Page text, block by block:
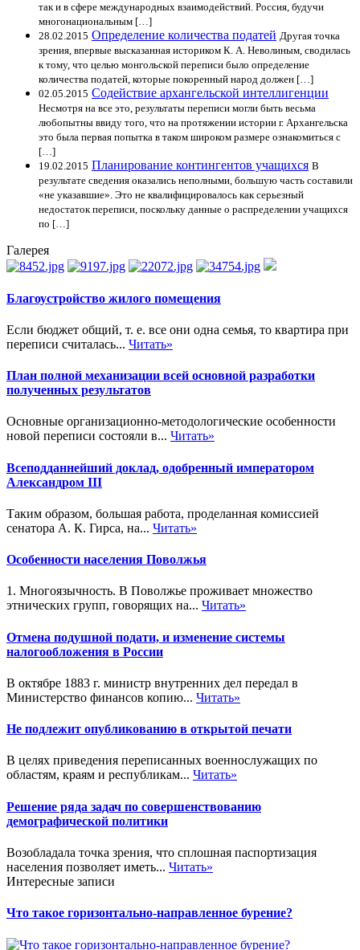
так и в сфере международных взаимодействий. Россия, будучи
многонациональным […]
28.02.2015 Определение количества податей Другая точка
зрения, впервые высказанная историком К. А. Неволиным, сводилась
к тому, что целью монгольской переписи было определение
количества податей, которые покоренный народ должен […]
02.05.2015 Содействие архангельской интеллигенции
Несмотря на все это, результаты переписи могли быть весьма
любопытны ввиду того, что на протяжении истории г. Архангельска
это была первая попытка в таком широком размере ознакомиться с
[…]
19.02.2015 Планирование контингентов учащихся В
результате сведения оказались неполными, большую часть составили
«не указавшие». Это не квалифицировалось как серьезный
недостаток переписи, поскольку данные о распределении учащихся
по […]
Галерея
Благоустройство жилого помещения
Если бюджет общий, т. е. все они одна семья, то квартира при
переписи считалась... Читать»
План полной механизации всей основной разработки
полученных результатов
Основные организационно-методологические особенности
новой переписи состояли в... Читать»
Всеподданнейший доклад, одобренный императором
Александром III
Таким образом, большая работа, проделанная комиссией
сенатора А. К. Гирса, на... Читать»
Особенности населения Поволжья
1. Многоязычность. В Поволжье проживает множество
этнических групп, говорящих на... Читать»
Отмена подушной подати, и изменение системы
налогообложения в России
В октябре 1883 г. министр внутренних дел передал в
Министерство финансов копию... Читать»
Не подлежит опубликованию в открытой печати
В целях приведения переписанных военнослужащих по
областям, краям и республикам... Читать»
Решение ряда задач по совершенствованию
демографической политики
Возобладала точка зрения, что сплошная паспортизация
населения позволяет иметь... Читать»
Интересные записи
Что такое горизонтально-направленное бурение?